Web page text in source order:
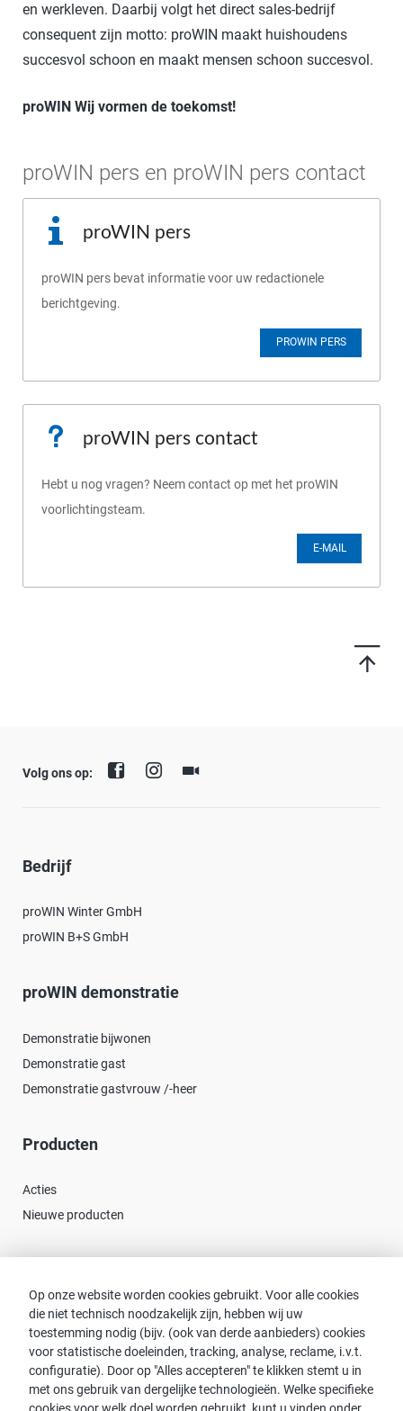
en werkleven. Daarbij volgt het direct sales-bedrijf
consequent zijn motto: proWIN maakt huishoudens
succesvol schoon en maakt mensen schoon succesvol.
proWIN Wij vormen de toekomst!
proWIN pers en proWIN pers contact
proWIN pers
proWIN pers bevat informatie voor uw redactionele
berichtgeving.
PROWIN PERS
proWIN pers contact
Hebt u nog vragen? Neem contact op met het proWIN
voorlichtingsteam.
E-MAIL
Op onze website worden cookies gebruikt. Voor alle cookies
die niet technisch noodzakelijk zijn, hebben wij uw
toestemming nodig (bijv. (ook van derde aanbieders) cookies
voor statistische doeleinden, tracking, analyse, reclame, i.v.t.
configuratie). Door op "Alles accepteren" te klikken stemt u in
met ons gebruik van dergelijke technologieën. Welke specifieke
Volg ons op:
Bedrijf
proWIN Winter GmbH
proWIN B+S GmbH
proWIN demonstratie
Demonstratie bijwonen
Demonstratie gast
Demonstratie gastvrouw /-heer
Producten
Acties
Nieuwe producten
Consulent zoeken
Contact met proWIN
Service-FAQ